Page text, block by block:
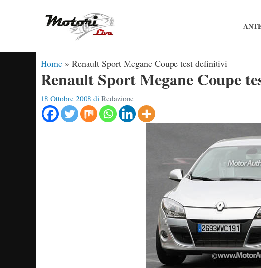
Home » Renault Sport Megane Coupe test definitivi
Renault Sport Megane Coupe
18 Ottobre 2008 di Redazione